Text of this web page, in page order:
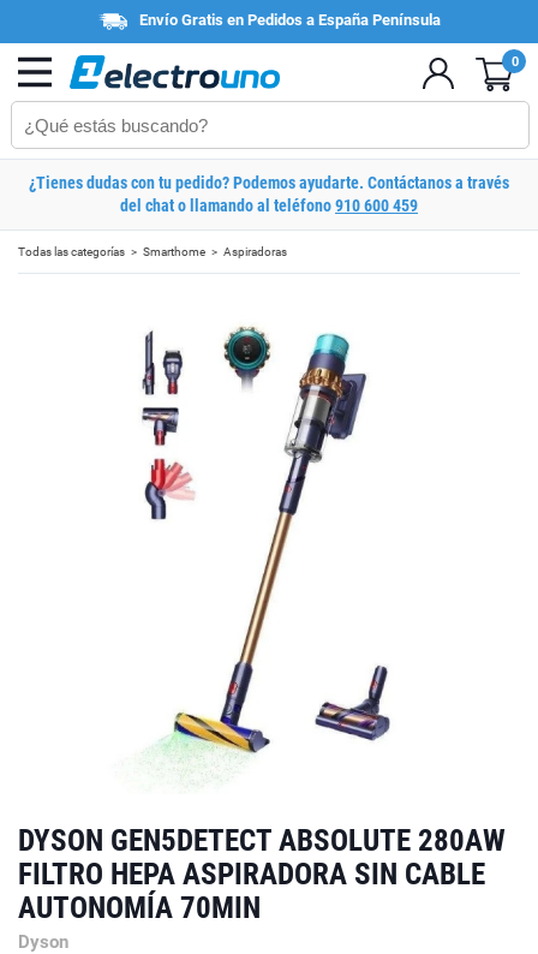
Envío Gratis en Pedidos a España Península
0
¿Tienes dudas con tu pedido? Podemos ayudarte. Contáctanos a través
del chat o llamando al teléfono910 600 459
Todas las categorías Smarthome Aspiradoras
DYSON GEN5DETECT ABSOLUTE 280AW
FILTRO HEPA ASPIRADORA SIN CABLE
AUTONOMÍA 70MIN
Dyson